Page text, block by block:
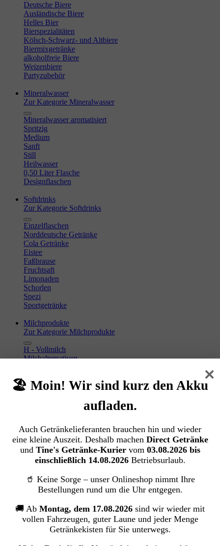
Deutsche Biere
Ausländische Biere
Helles Bier
Bierspezialitäten
Kölsch-Schwarz- und Altbiere
Biermixgetränke
alkoholfreie Biere
Weizenbiere
Partyzubehör
Mineralwasser
Zur Kategorie Mineralwasser
Mineralwasser aromatisiert
Spritzig
Medium
Sanft
Still
Heilwasser
0,50 Liter Flasche
Designflaschen
Softdrinks
Zur Kategorie Softdrinks
Einzelflaschen
Norddeutsche Getränke
Cola Getränke
Eistee
Faßbrause
Fruchtsaft
Limonaden
Schorlen
Spezi
Sportgetränke
Milchprodukte
Zur Kategorie Milchprodukte
H - Vollmilch
Milchalternativen
Zur Kategorie Heißgetränke
Kaffeefilter
Kaffee
Kaffeemaschinen-Reiniger
Sirup
Kakao
Sekt & Wein
Sekt
Champagner
×
🏖️ Moin! Wir sind kurz den Akku
aufladen.
Auch Getränkelieferanten brauchen hin und wieder
eine kleine Auszeit. Deshalb machen Direct Getränke
und Tine's Getränke-Kuriervom 03.08.2026 bis
einschließlich 14.08.2026Betriebsurlaub.
🥤 Keine Sorge – unser Onlineshop nimmt Ihre
Bestellungen rund um die Uhr entgegen.
🚚 Ab Montag, dem 17.08.2026 sind wir wieder mit
vollen Fahrzeugen, guter Laune und jeder Menge
Getränkekisten für Sie unterwegs.